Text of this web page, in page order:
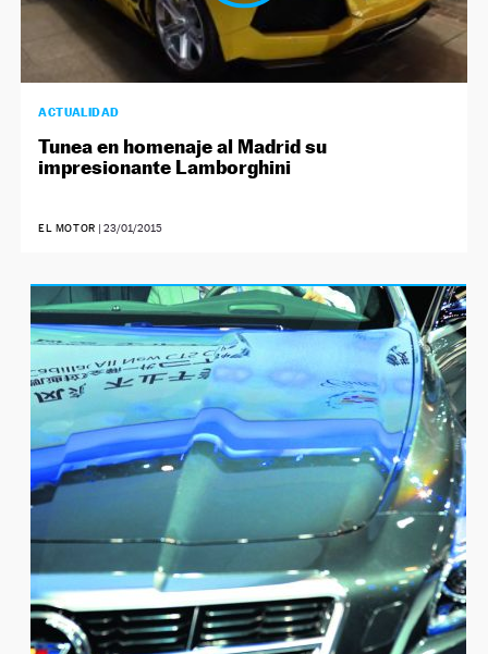
ACTUALIDAD
Tunea en homenaje al Madrid su
impresionante Lamborghini
EL MOTOR | 23/01/2015